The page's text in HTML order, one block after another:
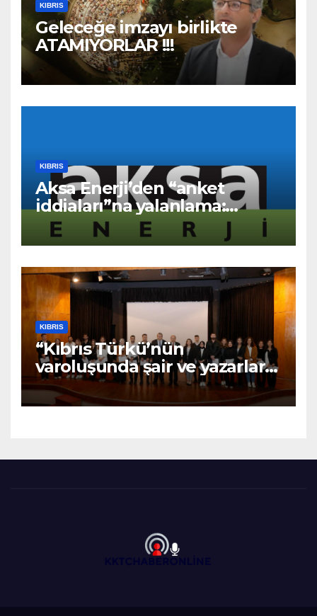
KIBRIS
Geleceğe imzayı birlikte
ATAMIYORLAR !!!
KIBRIS
Aksa Enerji’den “anket
iddiaları”na yalanlama:
“Asılsız ve mesnetsiz
haberler”
KIBRIS
“Kıbrıs Türkü’nün
varoluşunda şair ve yazarların
katkıları büyüktür” – BRTK